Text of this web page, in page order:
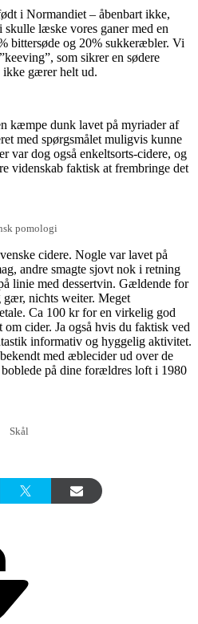
i Normandiet – åbenbart ikke,
læske vores ganer med en
bittersøde og 20% sukkeræbler. Vi
som sikrer en sødere
ikke gærer helt ud.
kæmpe dunk lavet på myriader af
med spørgsmålet muligvis kunne
var dog også enkeltsorts-cidere, og
videnskab faktisk at frembringe det
pomologi
cidere. Nogle var lavet på
andre smagte sjovt nok i retning
linie med dessertvin. Gældende for
nichts weiter. Meget
Ca 100 kr for en virkelig god
cider. Ja også hvis du faktisk ved
informativ og hyggelig aktivitet.
med æblecider ud over de
på dine forældres loft i 1980
Skål